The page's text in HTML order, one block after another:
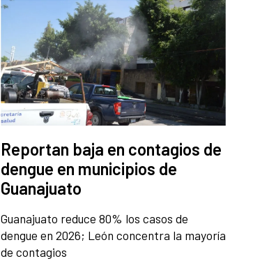
Reportan baja en contagios de
dengue en municipios de
Guanajuato
Guanajuato reduce 80% los casos de
dengue en 2026; León concentra la mayoría
de contagios